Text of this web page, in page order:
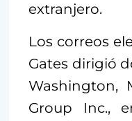
extranjero.
Los correos
Gates dirigió
Washington,
Group Inc.,